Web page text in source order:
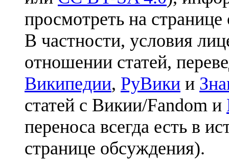
просмотреть на
В частности, условия
отношении статей,
Википедии, РуВики и
статей с Викии/Fandom и
переноса всегда есть в
странице обсуждения).